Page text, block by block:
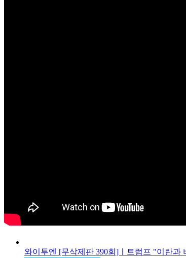
와이투엔 [무삭제판 390회]ㅣ트럼프 "이란과